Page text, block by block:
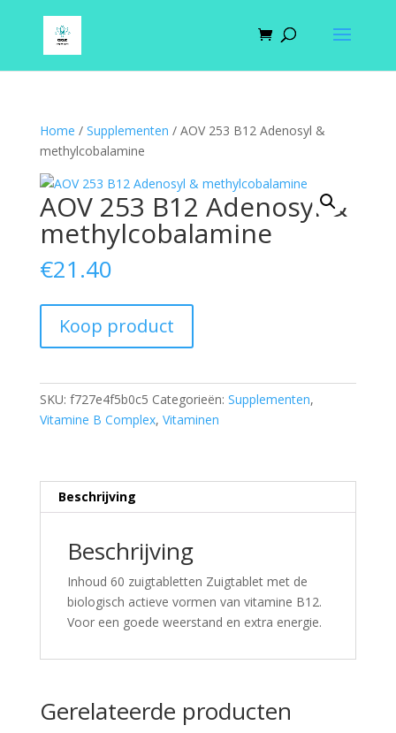
Home / Supplementen / AOV 253 B12 Adenosyl &
methylcobalamine
AOV 253 B12 Adenosyl &
methylcobalamine
€21.40
Koop product
SKU: f727e4f5b0c5 Categorieën: Supplementen,
Vitamine B Complex, Vitaminen
Beschrijving
Beschrijving
Inhoud 60 zuigtabletten Zuigtablet met de
biologisch actieve vormen van vitamine B12.
Voor een goede weerstand en extra energie.
Gerelateerde producten